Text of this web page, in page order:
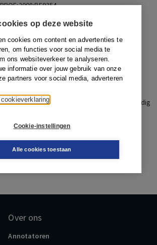
op deze website
cookies om content en advertenties te
om functies voor social media te
ons websiteverkeer te analyseren.
informatie over jouw gebruik van onze
partners voor social media, adverteren
Cookie-instellingen
Alle cookies toestaan
tussen Stichting en amateurvoetballer, Strijdig
Over ons
Annotatoren